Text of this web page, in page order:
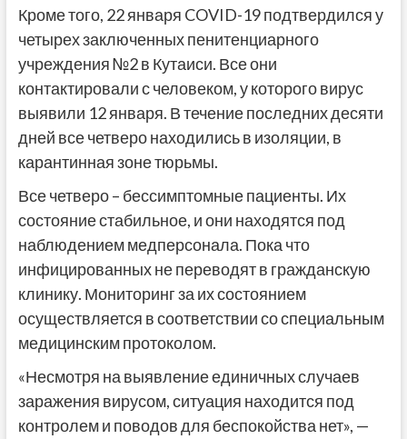
Кроме того, 22 января COVID-19 подтвердился у
четырех заключенных пенитенциарного
учреждения №2 в Кутаиси. Все они
контактировали с человеком, у которого вирус
выявили 12 января. В течение последних десяти
дней все четверо находились в изоляции, в
карантинная зоне тюрьмы.
Все четверо – бессимптомные пациенты. Их
состояние стабильное, и они находятся под
наблюдением медперсонала. Пока что
инфицированных не переводят в гражданскую
клинику. Мониторинг за их состоянием
осуществляется в соответствии со специальным
медицинским протоколом.
«Несмотря на выявление единичных случаев
заражения вирусом, ситуация находится под
контролем и поводов для беспокойства нет», —